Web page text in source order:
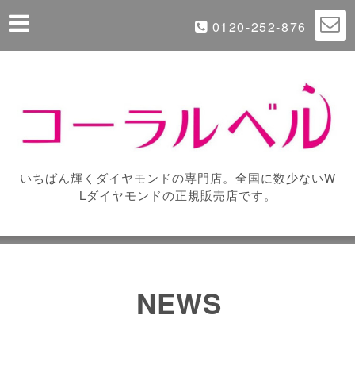
0120-252-876
いちばん輝くダイヤモンドの専門店。全国に数少ないW
Lダイヤモンドの正規販売店です。
NEWS